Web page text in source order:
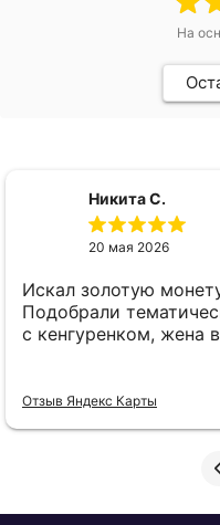
На
Никита С.
20 мая 2026
Искал золотую
Подобрали
с кенгуренком, жена
Отзыв Яндекс Карты